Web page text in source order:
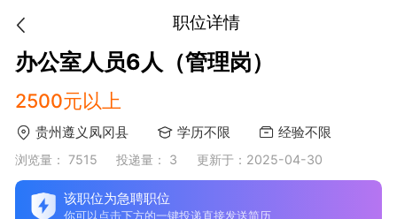
职位详情
办公室人员6人（管理岗）
2500元以上
贵州遵义凤冈县 学历不限 经验不限
浏览量： 7515 投递量： 3 更新于：2025-04-30
该职位为急聘职位
你可以点击下方的一键投递直接发送简历